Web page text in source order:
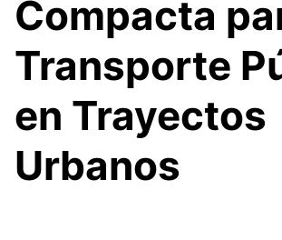
Compacta
Transporte
en Trayectos
Urbanos